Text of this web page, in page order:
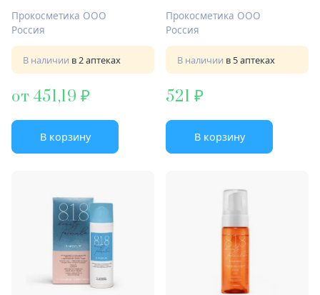
чувств кожи
Прокосметика ООО
Россия
В наличии в 2 аптеках
от 451,19
В корзину
сверхувств кожи
Прокосметика ООО
Россия
В наличии в 5 аптеках
521
В корзину